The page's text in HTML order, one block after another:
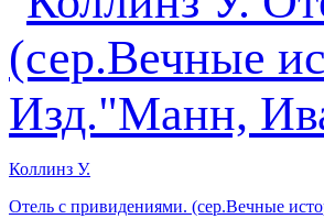
Коллинз У.
Отель с привидениями. (сер.Вечные